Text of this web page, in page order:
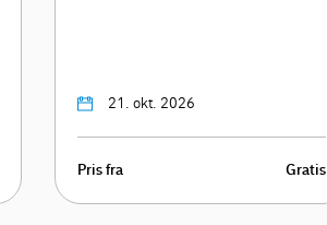
21. okt. 2026
Pris fra Gratis